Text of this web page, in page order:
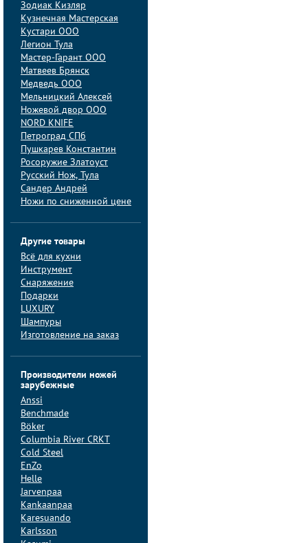
Зодиак Кизляр
Кузнечная Мастерская
Кустари ООО
Легион Тула
Мастер-Гарант ООО
Матвеев Брянск
Медведь ООО
Мельницкий Алексей
Ножевой двор ООО
NORD KNIFE
Петроград СПб
Пушкарев Константин
Росоружие Златоуст
Русский Нож, Тула
Сандер Андрей
Ножи по сниженной цене
Другие товары
Всё для кухни
Инструмент
Снаряжение
Подарки
LUXURY
Шампуры
Изготовление на заказ
Производители ножей
зарубежные
Anssi
Benchmade
Böker
Columbia River CRKT
Cold Steel
EnZo
Helle
Jarvenpaa
Kankaanpaa
Karesuando
Karlsson